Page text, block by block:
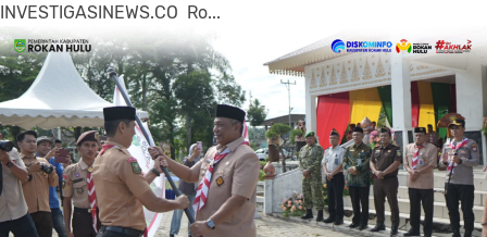
INVESTIGASINEWS.CO ​ Ro...